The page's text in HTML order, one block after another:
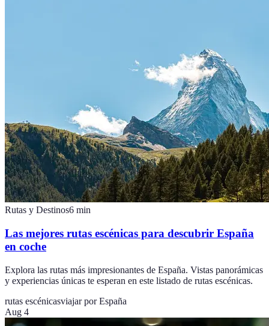
Rutas y Destinos6 min
Las mejores rutas escénicas para descubrir España
en coche
Explora las rutas más impresionantes de España. Vistas panorámicas
y experiencias únicas te esperan en este listado de rutas escénicas.
rutas escénicasviajar por España
Aug 4